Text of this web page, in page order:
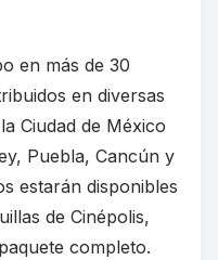
en más de 30
en diversas
Ciudad de México
Puebla, Cancún y
estarán disponibles
de Cinépolis,
completo.